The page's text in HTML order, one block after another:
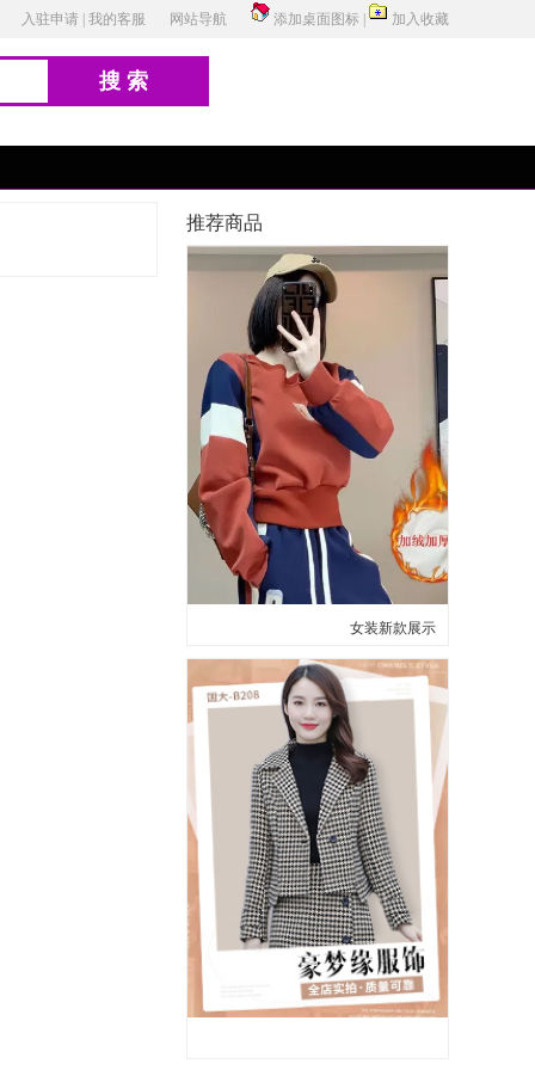
入驻申请 我的客服 网站导航 添加桌面图标 加入收藏
搜索
推荐商品
女装新款展示